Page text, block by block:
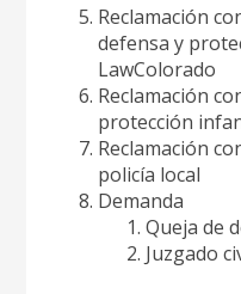
Reclamación
defensa y
LawColorado
Reclamación
protección
Reclamación
policía local
Demanda
Queja de
Juzgado